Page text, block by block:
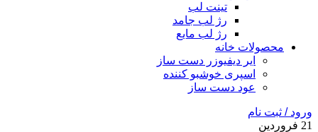
تینت لب
رژ لب جامد
رژ لب مایع
محصولات خانه
ایر دیفیوزر دست ساز
اسپری خوشبو کننده
عود دست ساز
ورود / ثبت نام
21 فروردین